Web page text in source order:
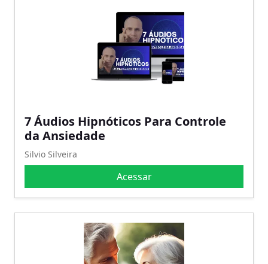
7 Áudios Hipnóticos Para Controle
da Ansiedade
Silvio Silveira
Acessar